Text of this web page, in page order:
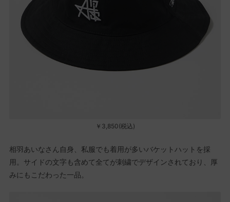
￥3,850(税込)
相羽あいなさん自身、私服でも着用が多いバケットハットを採
用。サイドの文字も含めて全てが刺繍でデザインされており、厚
みにもこだわった一品。